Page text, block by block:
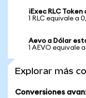
iExec RLC
1 RLC equivale a
Aevo a Dólar
1 AEVO equivale
Explorar más
Conversiones